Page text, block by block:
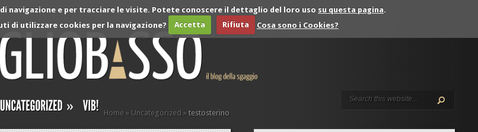
navigazione e per tracciare le visite. Potete conoscere il dettaglio del loro uso su questa pagina.
di utilizzare cookies per la navigazione?
Accetta Rifiuta Cosa sono i Cookies?
» Home » Uncategorized » testosterino